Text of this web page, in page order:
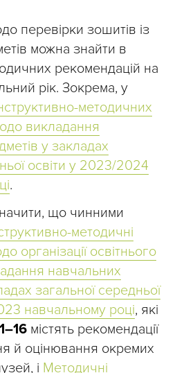
перевірки зошитів із
можна знайти в
рекомендацій на
рік. Зокрема, у
методичних
викладання
у закладах
освіти у 2023/2024
.
що чинними
методичні
організації освітнього
навчальних
загальної середньої
навчальному році, які
містять рекомендації
й оцінювання окремих
і Методичні